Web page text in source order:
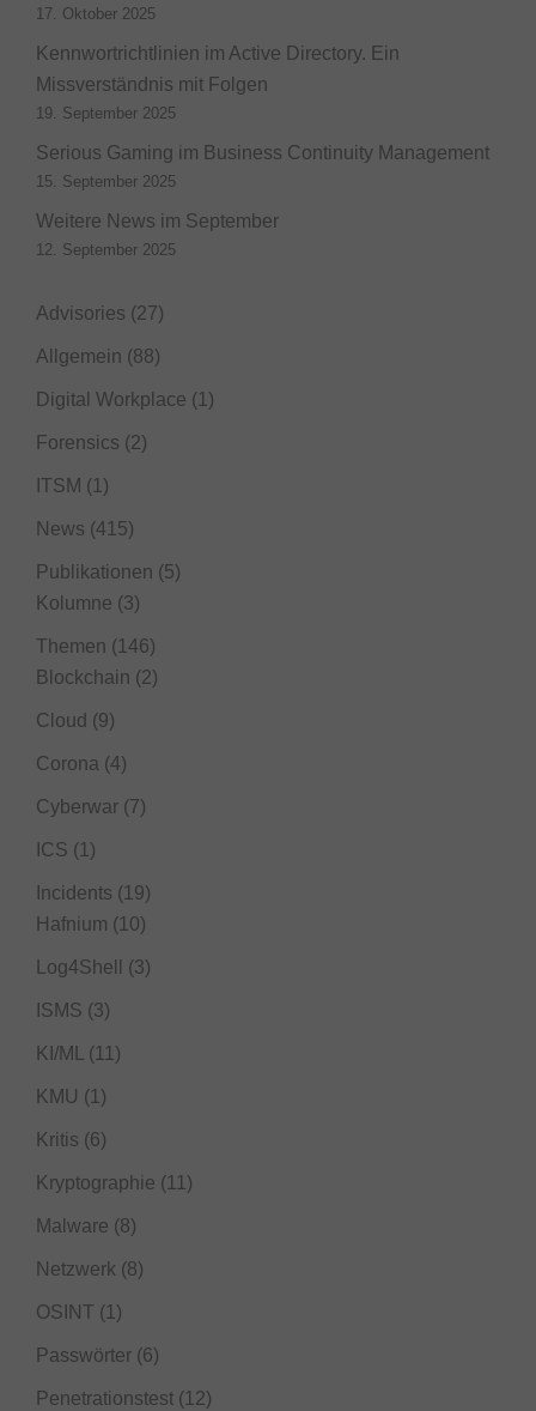
17. Oktober 2025
Kennwortrichtlinien im Active Directory. Ein
Missverständnis mit Folgen
19. September 2025
Serious Gaming im Business Continuity Management
15. September 2025
Weitere News im September
12. September 2025
Advisories (27)
Allgemein (88)
Digital Workplace (1)
Forensics (2)
ITSM (1)
News (415)
Publikationen (5)
Kolumne (3)
Themen (146)
Blockchain (2)
Cloud (9)
Corona (4)
Cyberwar (7)
ICS (1)
Incidents (19)
Hafnium (10)
Log4Shell (3)
ISMS (3)
KI/ML (11)
KMU (1)
Kritis (6)
Kryptographie (11)
Malware (8)
Netzwerk (8)
OSINT (1)
Passwörter (6)
Penetrationstest (12)